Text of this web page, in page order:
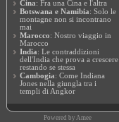
Cina: Fra una Cina e l'altra
Botswana e Namibia: Solo le
montagne non si incontrano
mai
Marocco: Nostro viaggio in
Marocco
India: Le contraddizioni
dell'India che prova a crescere
restando se stessa
Cambogia: Come Indiana
Jones nella giungla tra i
templi di Angkor
Powered by Amee